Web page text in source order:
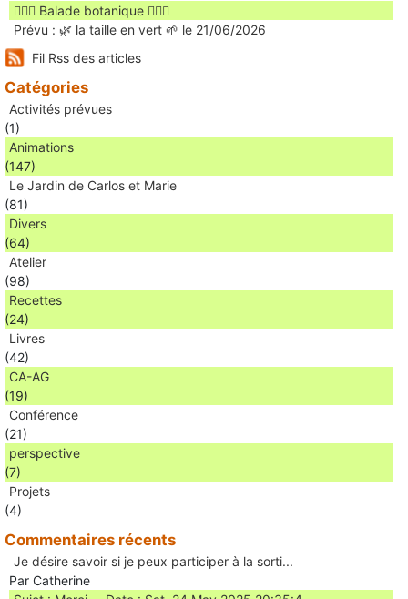
🚶🏻‍♀️ Balade botanique 🚶🏻‍♂️
Prévu : 🌿 la taille en vert 🌱 le 21/06/2026
Fil Rss des articles
Catégories
Activités prévues
(1)
Animations
(147)
Le Jardin de Carlos et Marie
(81)
Divers
(64)
Atelier
(98)
Recettes
(24)
Livres
(42)
CA-AG
(19)
Conférence
(21)
perspective
(7)
Projets
(4)
Commentaires récents
Je désire savoir si je peux participer à la sorti...
Par Catherine